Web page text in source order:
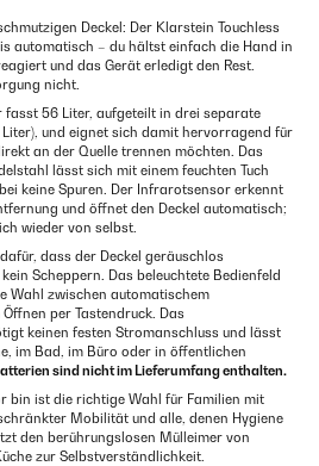
Deckel: Der Klarstein Touchless
automatisch – du hältst einfach die Hand in
und das Gerät erledigt den Rest.
nicht.
fasst 56 Liter, aufgeteilt in drei separate
Liter), und eignet sich damit hervorragend für
an der Quelle trennen möchten. Das
lässt sich mit einem feuchten Tuch
keine Spuren. Der Infrarotsensor erkennt
und öffnet den Deckel automatisch;
wieder von selbst.
dass der Deckel geräuschlos
Scheppern. Das beleuchtete Bedienfeld
Wahl zwischen automatischem
per Tastendruck. Das
keinen festen Stromanschluss und lässt
im Bad, im Büro oder in öffentlichen
sind nicht im Lieferumfang enthalten.
bin ist die richtige Wahl für Familien mit
Mobilität und alle, denen Hygiene
den berührungslosen Mülleimer von
zur Selbstverständlichkeit.